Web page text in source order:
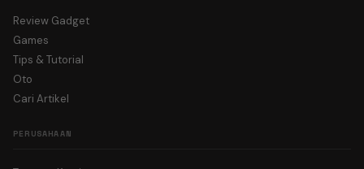
Review Gadget
Games
Tips & Tutorial
Oto
Cari Artikel
PERUSAHAAN